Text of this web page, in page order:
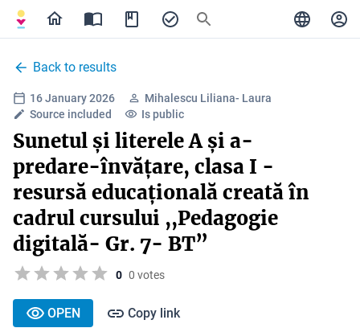
Back to results
16 January 2026
Mihalescu Liliana- Laura
Source included
Is public
Sunetul și literele A și a-
predare-învățare, clasa I -
resursă educațională creată în
cadrul cursului ,,Pedagogie
digitală- Gr. 7- BT”
0 0 votes
OPEN Copy link